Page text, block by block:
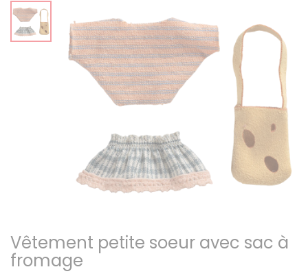
Vêtement petite soeur avec sac à
fromage